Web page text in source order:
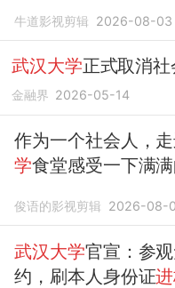
牛道影视剪辑 2026-08-03
武汉大学正式取消
金融界 2026-05-14
作为一个社会人，
学食堂感受一下满
俊语的影视剪辑 2026-08-
武汉大学官宣：参
约，刷本人身份证